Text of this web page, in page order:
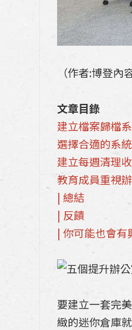
（作者:博登內
文章目錄
建立檔案歸檔
選擇合適的系
建立每週清理
教育成員重視
| 總結
| 反饋
| 你可能也會有
要建立一套完
緻的迷你倉庫